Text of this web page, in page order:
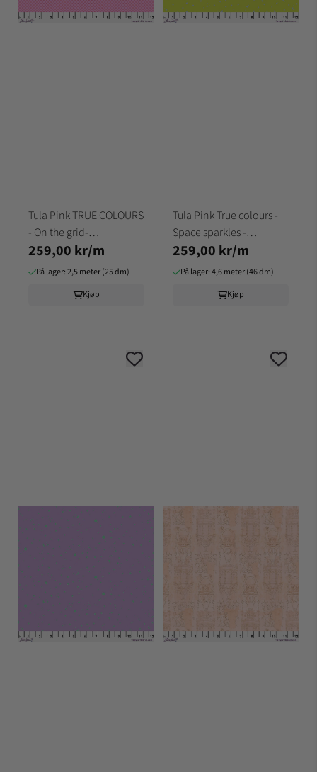
Tula Pink TRUE COLOURS
- On the grid-
BUBBLEGUM
259,00 kr/m
På lager: 2,5 meter (25 dm)
Kjøp
Tula Pink True colours -
Space sparkles -
LIGHTNING BUG
259,00 kr/m
På lager: 4,6 meter (46 dm)
Kjøp